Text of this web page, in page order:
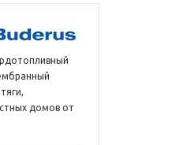
домов от